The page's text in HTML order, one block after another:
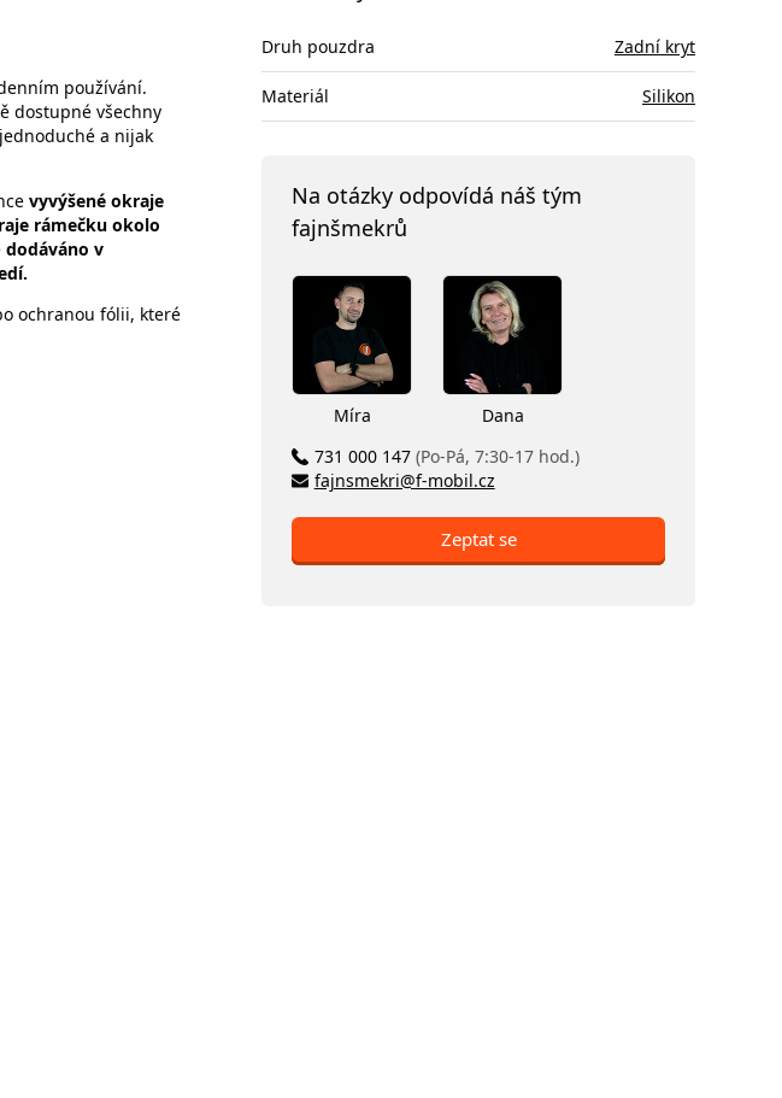
používání.
dostupné všechny
a nijak
vyvýšené okraje
rámečku okolo
dodáváno v
ochranou fólii, které
Druh pouzdra Zadní kryt
Materiál Silikon
Na otázky odpovídá náš tým
fajnšmekrů
Míra
Dana
731 000 147 (Po-Pá, 7:30-17 hod.)
fajnsmekri@f-mobil.cz
Zeptat se